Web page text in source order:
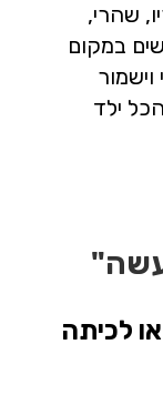
שהרי,
במקום
ילד
לכיתה